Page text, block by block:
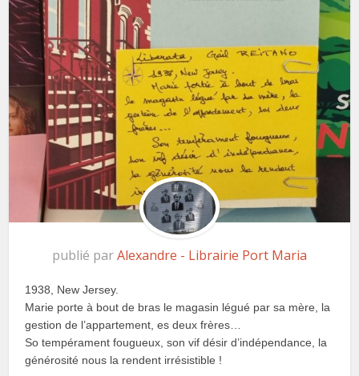
publié parAlexandre - Librairie Port Maria
1938, New Jersey.
Marie porte à bout de bras le magasin légué par sa mère, la
gestion de l’appartement, es deux frères…
So tempérament fougueux, son vif désir d’indépendance, la
générosité nous la rendent irrésistible !